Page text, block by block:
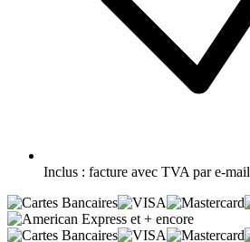
Inclus : facture avec TVA par e-mail
et + encore